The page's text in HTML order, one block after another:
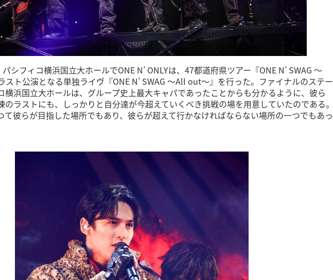
シフィコ横浜国立大ホールでONE N’ ONLYは、47都道府県ツアー『ONE N’ SWAG ～
ト公演となる単独ライヴ『ONE N’ SWAG ～All out～』を行った。ファイナルのステー
横浜国立大ホールは、グループ史上最大キャパであったことからも分かるように、彼ら
のラストにも、しっかりと自分達が今超えていくべき挑戦の場を用意していたのである。
て彼らが目指した場所でもあり、彼らが超えて行かなければならない場所の一つでもあっ